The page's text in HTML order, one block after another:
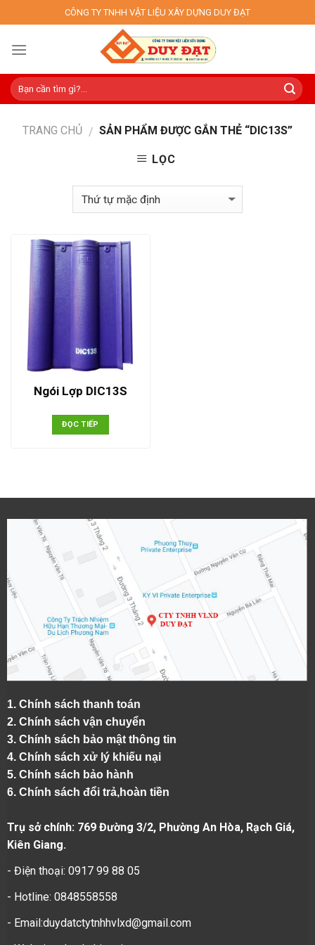
to
content
CÔNG TY TNHH VẬT LIỆU XÂY DỰNG DUY ĐẠT
TRANG CHỦ / SẢN PHẨM ĐƯỢC GẮN THẺ “DIC13S”
LỌC
Ngói Lợp DIC13S
ĐỌC TIẾP
1. Chính sách thanh toán
2. Chính sách vận chuyển
3. Chính sách bảo mật thông tin
4. Chính sách xử lý khiếu nại
5. Chính sách bảo hành
6. Chính sách đổi trả,hoàn tiền
Trụ sở chính: 769 Đường 3/2, Phường An Hòa, Rạch Giá,
Kiên Giang.
- Điện thoại: 0917 99 88 05
- Hotline: 0848558558
- Email:duydatctytnhhvlxd@gmail.com